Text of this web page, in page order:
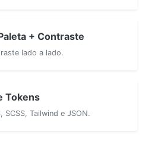
+ Contraste
lado a lado.
Tokens
SCSS, Tailwind e JSON.